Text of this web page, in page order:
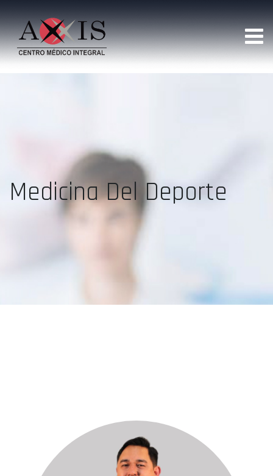
Medicina Del Deporte